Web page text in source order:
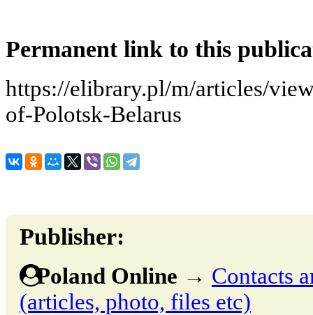
Permanent link to this
https://elibrary.pl/m/articles/
of-Polotsk-Belarus
Publisher:
Poland Online → Contacts
(articles, photo, files etc)